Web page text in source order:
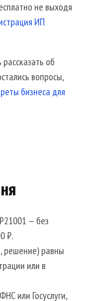
не выходя
ИП
об
вопросы,
бизнеса для
— без
₽.
решение) равны
или в
или Госуслуги,